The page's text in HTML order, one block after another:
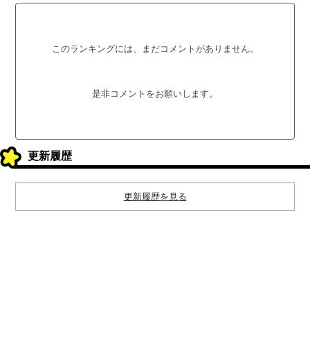
このランキングには、まだコメントがありません。
是非コメントをお願いします。
更新履歴
更新履歴を見る